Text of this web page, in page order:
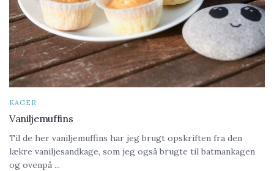
KAGER
Vaniljemuffins
Til de her vaniljemuffins har jeg brugt opskriften fra den
lækre vaniljesandkage, som jeg også brugte til batmankagen
og ovenpå ...